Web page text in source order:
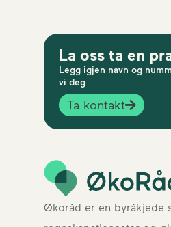
La oss ta en
Legg igjen navn og
vi deg
Ta kontakt
Økoråd er en byråkjede